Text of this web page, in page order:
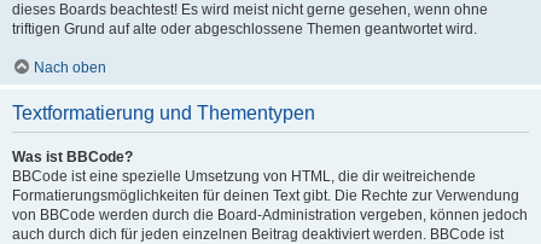
dieses Boards beachtest! Es wird meist nicht gerne gesehen, wenn ohne
triftigen Grund auf alte oder abgeschlossene Themen geantwortet wird.
Nach oben
Textformatierung und Thementypen
Was ist BBCode?
BBCode ist eine spezielle Umsetzung von HTML, die dir weitreichende
Formatierungsmöglichkeiten für deinen Text gibt. Die Rechte zur Verwendung
von BBCode werden durch die Board-Administration vergeben, können jedoch
auch durch dich für jeden einzelnen Beitrag deaktiviert werden. BBCode ist